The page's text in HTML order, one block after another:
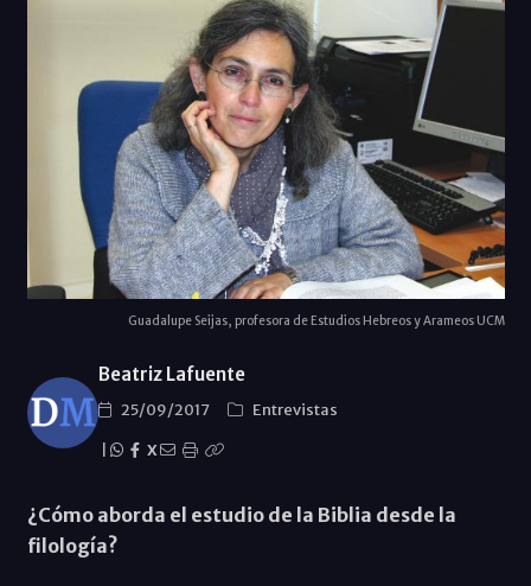
Guadalupe Seijas, profesora de Estudios Hebreos y Arameos UCM
Beatriz Lafuente
25/09/2017
Entrevistas
X
¿Cómo aborda el estudio de la Biblia desde la
filología?